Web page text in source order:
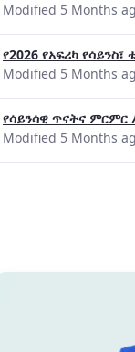
Modified 5 Months
የ2026 የአፍሪካ
Modified 5 Months
የሳይንሳዊ ጥናትና
Modified 5 Months